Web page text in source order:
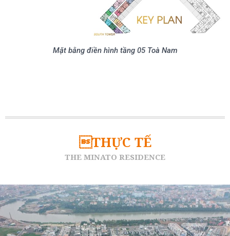
Mặt bằng điền hình tầng 05 Toà Nam
THỰC TẾ
THE MINATO RESIDENCE